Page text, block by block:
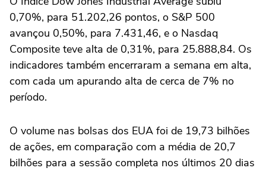
0,70%, para 51.202,26 pontos, o S&P 500
avançou 0,50%, para 7.431,46, e o Nasdaq
Composite teve alta de 0,31%, para 25.888,84. Os
indicadores também encerraram a semana em alta,
com cada um apurando alta de cerca de 7% no
período.
O volume nas bolsas dos EUA foi de 19,73 bilhões
de ações, em comparação com a média de 20,7
bilhões para a sessão completa nos últimos 20 dias